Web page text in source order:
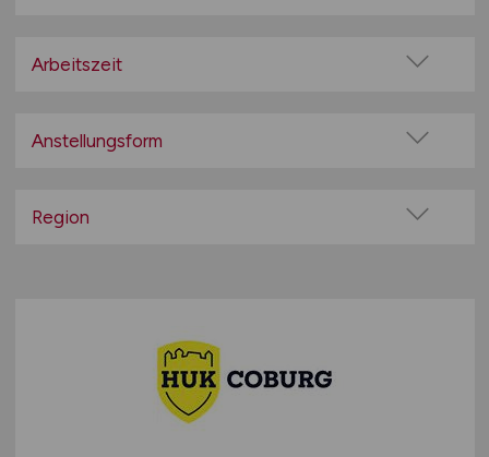
Home-Office möglich / Hybrid
Remote aus dem Ausland möglich
Arbeitszeit
Teilzeit
Anstellungsform
befristete Anstellung
Arbeitnehmerüberlassung
geringfügige Beschäftigung / Minijob
Berufseinstieg / Trainee
Region